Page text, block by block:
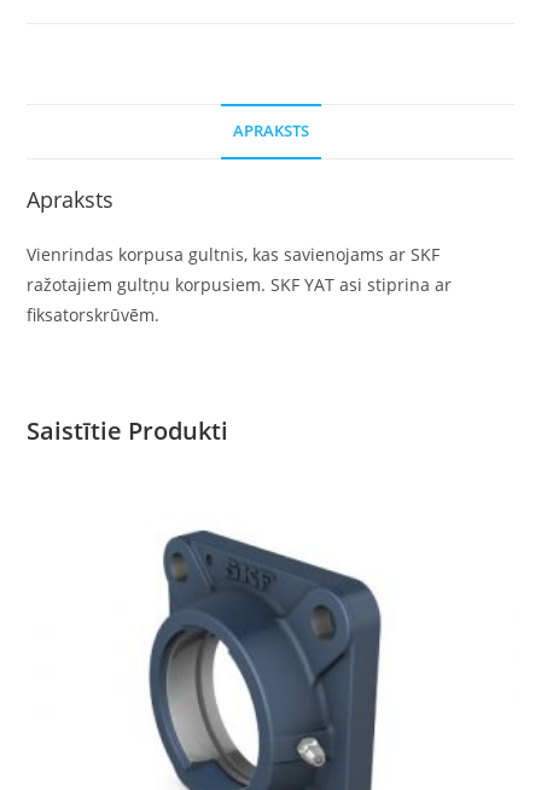
APRAKSTS
Apraksts
Vienrindas korpusa gultnis, kas savienojams ar SKF
ražotajiem gultņu korpusiem. SKF YAT asi stiprina ar
fiksatorskrūvēm.
Saistītie Produkti